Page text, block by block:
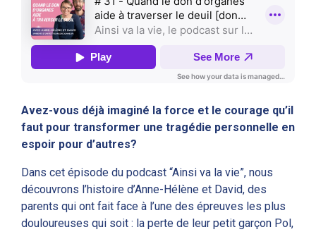
Avez-vous déjà imaginé la force et le courage qu’il
faut pour transformer une tragédie personnelle en
espoir pour d’autres?
Dans cet épisode du podcast “Ainsi va la vie”, nous
découvrons l’histoire d’Anne-Hélène et David, des
parents qui ont fait face à l’une des épreuves les plus
douloureuses qui soit : la perte de leur petit garçon Pol,